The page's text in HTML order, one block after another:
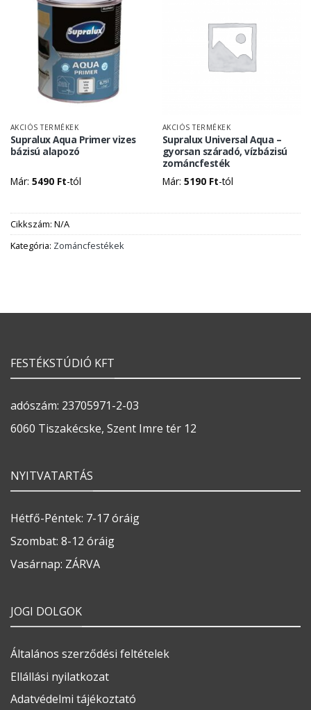
AKCIÓS TERMÉKEK
Supralux Aqua Primer vizes
bázisú alapozó
Már: 5490 Ft-tól
AKCIÓS TERMÉKEK
Supralux Universal Aqua –
gyorsan száradó, vízbázisú
zománcfesték
Már: 5190 Ft-tól
Cikkszám: N/A
Kategória: Zománcfestékek
FESTÉKSTÚDIÓ KFT
adószám: 23705971-2-03
6060 Tiszakécske, Szent Imre tér 12
NYITVATARTÁS
Hétfő-Péntek: 7-17 óráig
Szombat: 8-12 óráig
Vasárnap: ZÁRVA
JOGI DOLGOK
Általános szerződési feltételek
Ellállási nyilatkozat
Adatvédelmi tájékoztató